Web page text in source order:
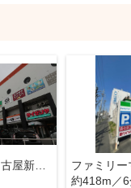
サイゼリヤ 名古屋新栄スポルト店
約418m／